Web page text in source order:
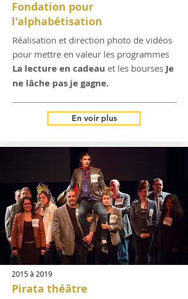
Fondation pour
l'alphabétisation
Réalisation et direction photo de vidéos
pour mettre en valeur les programmes
La lecture en cadeau et les bourses Je
ne lâche pas je gagne.
En voir plus
2015 à 2019
Pirata théâtre